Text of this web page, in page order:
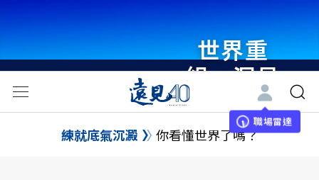
世界重
組・洞見
未來 與
世界領袖
職場雷達
練就底氣沉澱 你看懂世界了嗎？